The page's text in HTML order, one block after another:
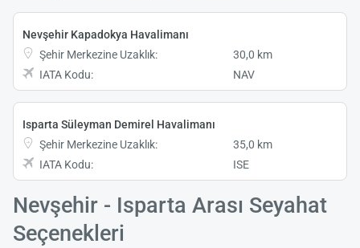
Nevşehir Kapadokya Havalimanı
Şehir Merkezine Uzaklık:
30,0 km
IATA Kodu:
NAV
Isparta Süleyman Demirel Havalimanı
Şehir Merkezine Uzaklık:
35,0 km
IATA Kodu:
ISE
Nevşehir - Isparta Arası Seyahat
Seçenekleri